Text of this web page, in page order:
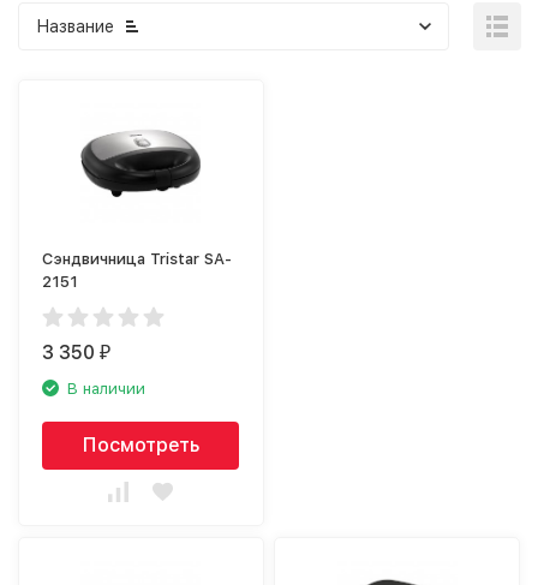
Название
Сэндвичница Tristar SA-
2151
3 350₽
В наличии
Посмотреть